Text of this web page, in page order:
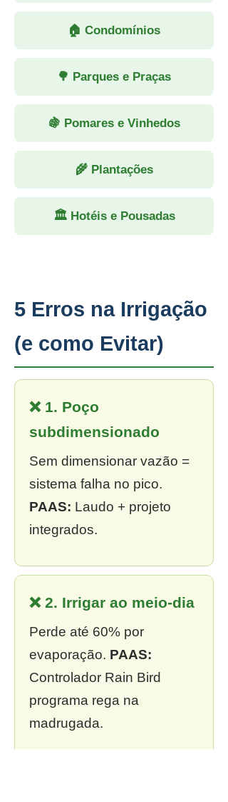
🏠 Condomínios
🌳 Parques e Praças
🍇 Pomares e Vinhedos
🌾 Plantações
🏛 Hotéis e Pousadas
5 Erros na Irrigação
(e como Evitar)
❌ 1. Poço
subdimensionado
Sem dimensionar vazão =
sistema falha no pico.
PAAS: Laudo + projeto
integrados.
❌ 2. Irrigar ao meio-dia
Perde até 60% por
evaporação. PAAS:
Controlador Rain Bird
programa rega na
madrugada.